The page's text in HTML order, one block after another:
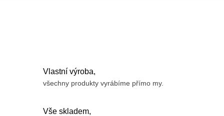
Vlastní výroba,
všechny produkty vyrábíme přímo my.
Vše skladem,